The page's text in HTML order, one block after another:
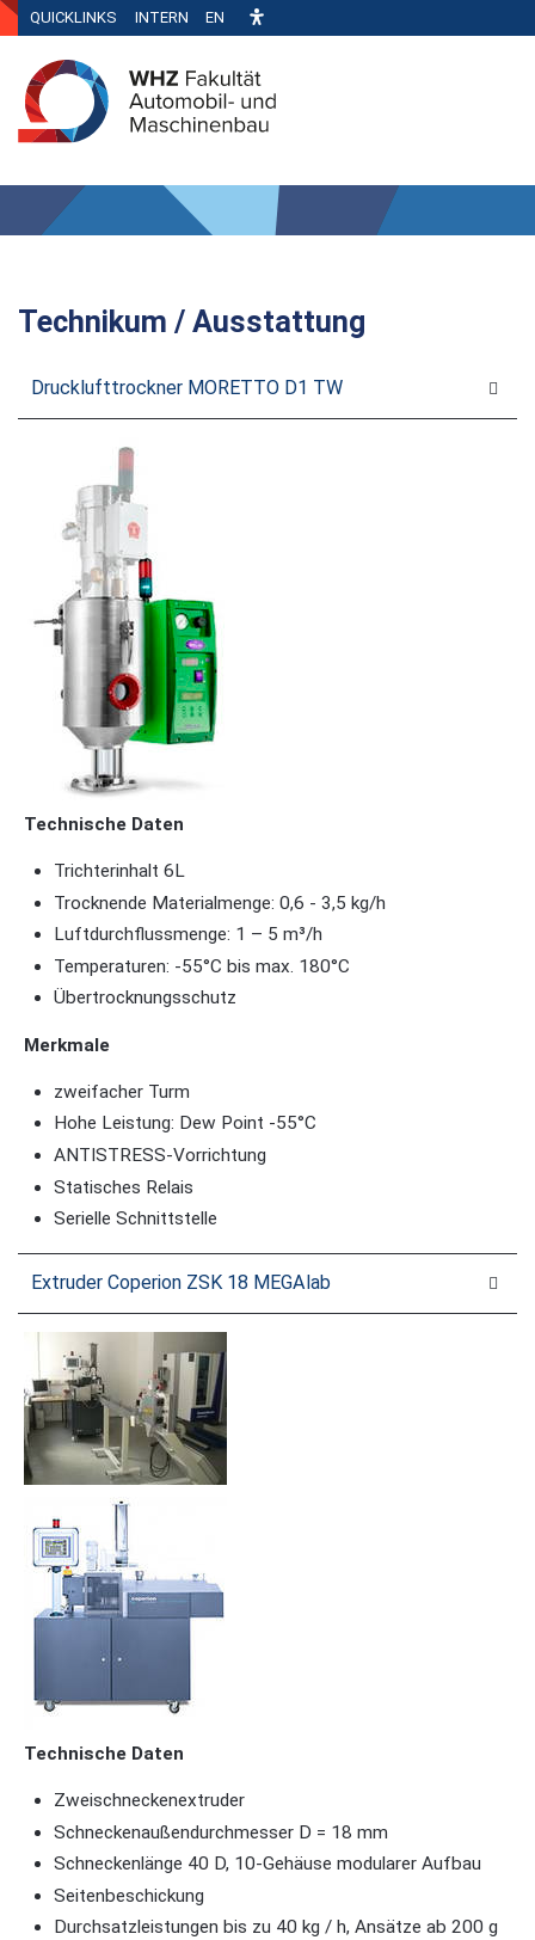
QUICKLINKS INTERN EN
Technikum / Ausstattung
Drucklufttrockner MORETTO D1 TW
Technische Daten
Trichterinhalt 6L
Trocknende Materialmenge: 0,6 - 3,5 kg/h
Luftdurchflussmenge: 1 – 5 m³/h
Temperaturen: -55°C bis max. 180°C
Übertrocknungsschutz
Merkmale
zweifacher Turm
Hohe Leistung: Dew Point -55°C
ANTISTRESS-Vorrichtung
Statisches Relais
Serielle Schnittstelle
Extruder Coperion ZSK 18 MEGAlab
Technische Daten
Zweischneckenextruder
Schneckenaußendurchmesser D = 18 mm
Schneckenlänge 40 D, 10-Gehäuse modularer Aufbau
Seitenbeschickung
Durchsatzleistungen bis zu 40 kg / h, Ansätze ab 200 g